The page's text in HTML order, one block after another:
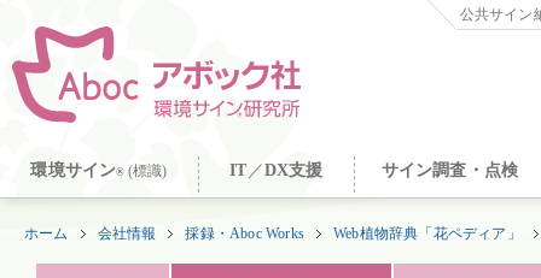
公共サイン
環境サイン® (標識) IT ／DX支援 サイン調査・点検
ホーム 会社情報 採録・Aboc Works Web植物辞典「花ペディア」